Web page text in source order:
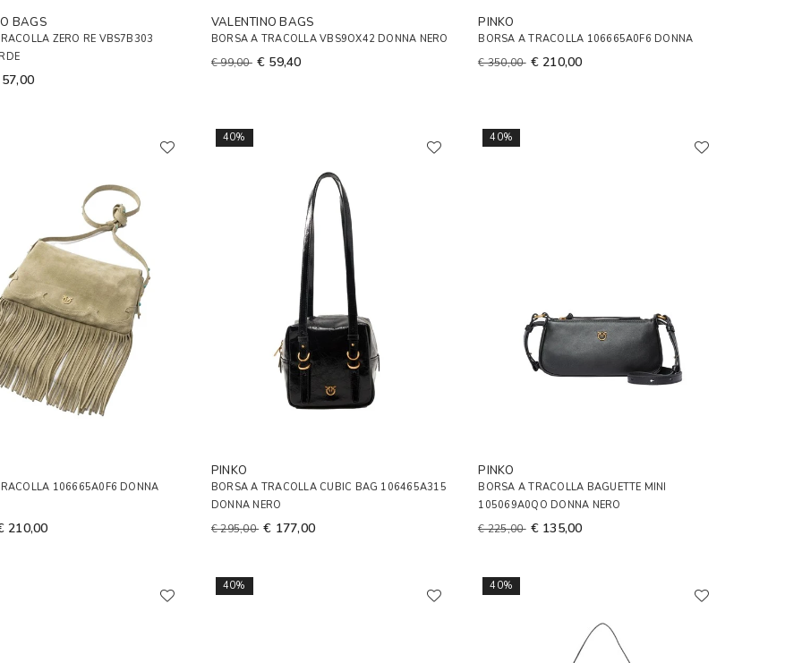
BAGS
ZERO RE VBS7B303
VALENTINO BAGS
BORSA A TRACOLLA VBS9OX42 DONNA NERO
€ 99,00 € 59,40
PINKO
BORSA A TRACOLLA 106665A0F6 DONNA
€ 350,00 € 210,00
106665A0F6 DONNA
210,00
40%
PINKO
BORSA A TRACOLLA CUBIC BAG 106465A315
DONNA NERO
€ 295,00 € 177,00
40%
PINKO
BORSA A TRACOLLA BAGUETTE MINI
105069A0QO DONNA NERO
€ 225,00 € 135,00
40% 40%